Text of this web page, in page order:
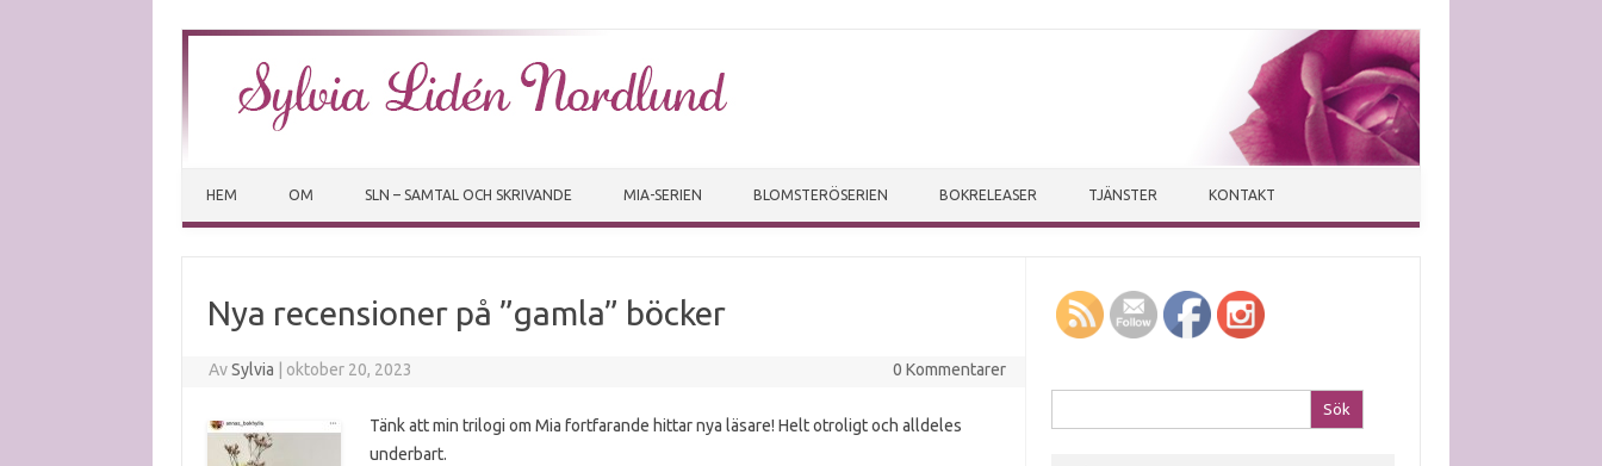
HEM OM SLN – SAMTAL OCH SKRIVANDE MIA-SERIEN BLOMSTERÖSERIEN BOKRELEASER TJÄNSTER KONTAKT
Nya recensioner på ”gamla” böcker
AvSylvia oktober 20, 2023 0 Kommentarer
Tänk att min trilogi om Mia fortfarande hittar nya läsare! Helt otroligt och alldeles
underbart.